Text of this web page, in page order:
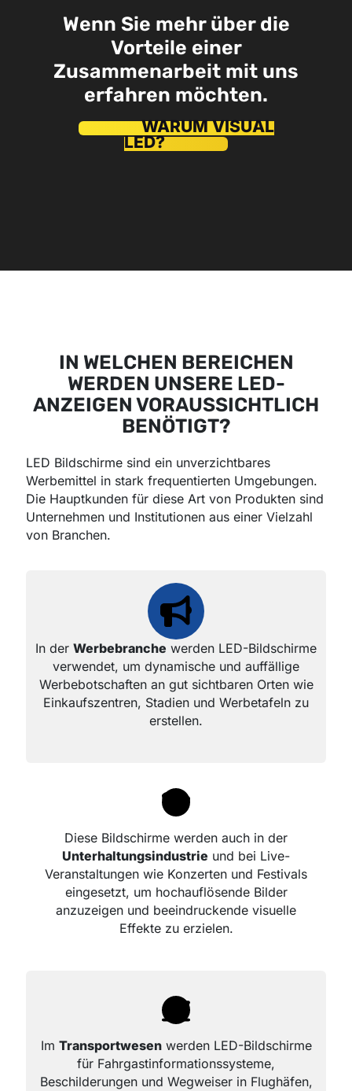
Wenn Sie mehr über die
Vorteile einer
Zusammenarbeit mit uns
erfahren möchten.
WARUM VISUAL
LED?
IN WELCHEN BEREICHEN
WERDEN UNSERE LED-
ANZEIGEN VORAUSSICHTLICH
BENÖTIGT?
LED Bildschirme sind ein unverzichtbares
Werbemittel in stark frequentierten Umgebungen.
Die Hauptkunden für diese Art von Produkten sind
Unternehmen und Institutionen aus einer Vielzahl
von Branchen.
In der Werbebranche werden LED-Bildschirme
verwendet, um dynamische und auffällige
Werbebotschaften an gut sichtbaren Orten wie
Einkaufszentren, Stadien und Werbetafeln zu
erstellen.
Diese Bildschirme werden auch in der
Unterhaltungsindustrie und bei Live-
Veranstaltungen wie Konzerten und Festivals
eingesetzt, um hochauflösende Bilder
anzuzeigen und beeindruckende visuelle
Effekte zu erzielen.
Im Transportwesenwerden LED-Bildschirme
für Fahrgastinformationssysteme,
Beschilderungen und Wegweiser in Flughäfen,